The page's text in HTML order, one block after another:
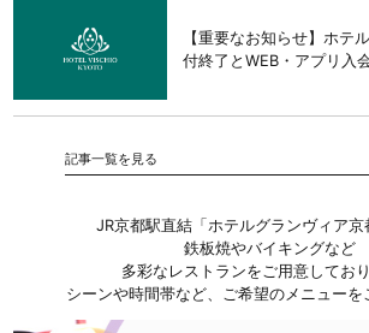
【重要なお知らせ】ホテ
付終了とWEB・アプリ入
記事一覧を見る
JR京都駅直結「ホテルグランヴィア京
鉄板焼やバイキングなど
多彩なレストランをご用意しており
シーンや時間帯など、ご希望のメニューを